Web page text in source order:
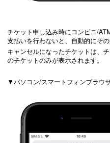
チケット申し込み時にコンビニ/
支払いを行わないと、自動的にそ
キャンセルになったチケットは、
のチケットのみが表示されます。
▼パソコン/スマートフォンブラウ